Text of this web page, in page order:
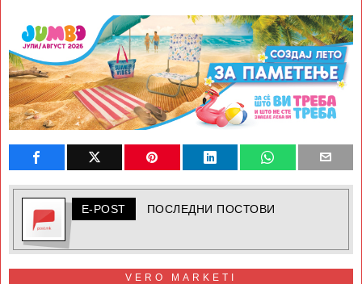
E-POST ПОСЛЕДНИ ПОСТОВИ
VERO MARKETI